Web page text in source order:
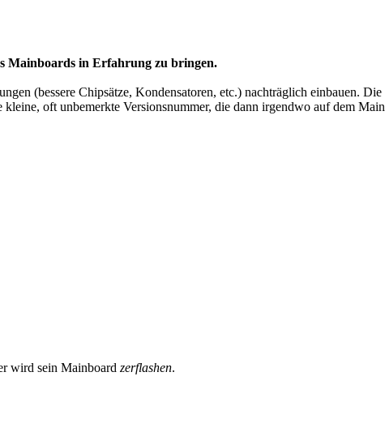
Mainboards in Erfahrung zu bringen.
(bessere Chipsätze, Kondensatoren, etc.) nachträglich einbauen.
oft unbemerkte Versionsnummer, die dann irgendwo auf dem
wird sein Mainboard zerflashen.